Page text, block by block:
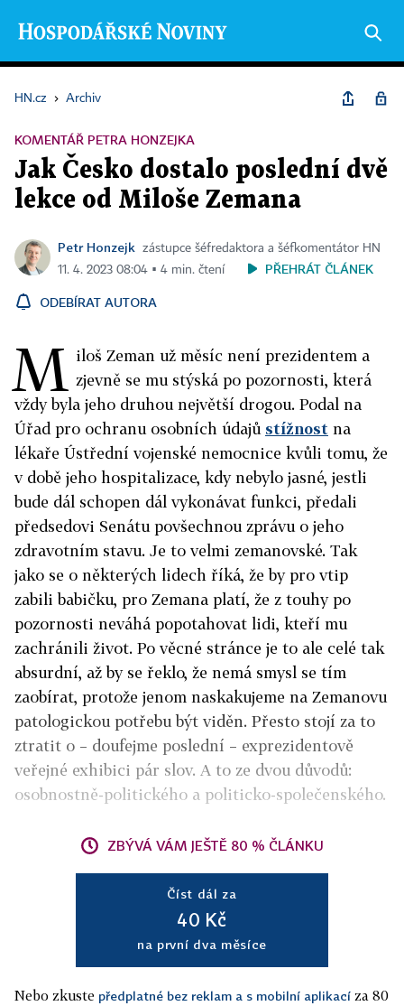
HN.cz › Archiv
KOMENTÁŘ PETRA HONZEJKA
Jak Česko dostalo poslední dvě
lekce od Miloše Zemana
Petr Honzejk
zástupce šéfredaktora a šéfkomentátor HN
11. 4. 2023 08:04 ▪ 4 min. čtení
PŘEHRÁT ČLÁNEK
ODEBÍRAT AUTORA
M iloš Zeman už měsíc není prezidentem a
zjevně se mu stýská po pozornosti, která
vždy byla jeho druhou největší drogou. Podal na
Úřad pro ochranu osobních údajů stížnost na
lékaře Ústřední vojenské nemocnice kvůli tomu, že
v době jeho hospitalizace, kdy nebylo jasné, jestli
bude dál schopen dál vykonávat funkci, předali
předsedovi Senátu povšechnou zprávu o jeho
zdravotním stavu. Je to velmi zemanovské. Tak
jako se o některých lidech říká, že by pro vtip
zabili babičku, pro Zemana platí, že z touhy po
pozornosti neváhá popotahovat lidi, kteří mu
zachránili život. Po věcné stránce je to ale celé tak
absurdní, až by se řeklo, že nemá smysl se tím
zaobírat, protože jenom naskakujeme na Zemanovu
patologickou potřebu být viděn. Přesto stojí za to
ztratit o – doufejme poslední – exprezidentově
veřejné exhibici pár slov. A to ze dvou důvodů:
osobnostně-politického a politicko-společenského.
ZBÝVÁ VÁM JEŠTĚ 80 % ČLÁNKU
Číst dál za
40 Kč
na první dva měsíce
Nebo zkuste předplatné bez reklam a s mobilní aplikací za 80